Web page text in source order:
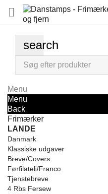

search
Menu
Menu
Back
Frimærker
LANDE
Danmark
Klassiske udgaver
Breve/Covers
Førfilateli/Franco
Tjenstebreve
4 Rbs Fersew